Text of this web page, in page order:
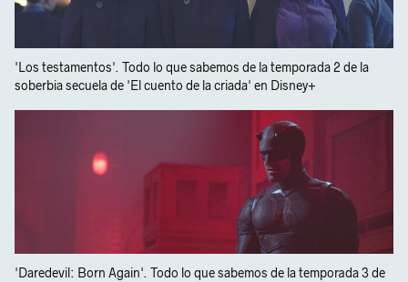
'Los testamentos'. Todo lo que sabemos de la temporada 2 de la
soberbia secuela de 'El cuento de la criada' en Disney+
'Daredevil: Born Again'. Todo lo que sabemos de la temporada 3 de